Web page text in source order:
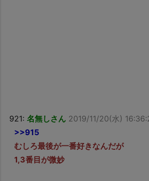
921: 名無しさん 2019/11/20(水)
>>915
むしろ最後が一番好きなんだが
1,3番目が微妙